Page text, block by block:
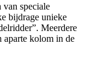
speciale
bijdrage unieke
Meerdere
aparte kolom in de